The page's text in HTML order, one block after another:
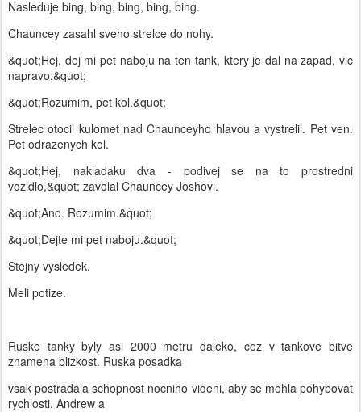
Nasleduje bing, bing, bing, bing, bing.
Chauncey zasahl sveho strelce do nohy.
&quot;Hej, dej mi pet naboju na ten tank, ktery je dal na zapad, vic
napravo.&quot;
&quot;Rozumim, pet kol.&quot;
Strelec otocil kulomet nad Chaunceyho hlavou a vystrelil. Pet ven.
Pet odrazenych kol.
&quot;Hej, nakladaku dva - podivej se na to prostredni
vozidlo,&quot; zavolal Chauncey Joshovi.
&quot;Ano. Rozumim.&quot;
&quot;Dejte mi pet naboju.&quot;
Stejny vysledek.
Meli potize.
Ruske tanky byly asi 2000 metru daleko, coz v tankove bitve
znamena blizkost. Ruska posadka
vsak postradala schopnost nocniho videni, aby se mohla pohybovat
rychlosti. Andrew a